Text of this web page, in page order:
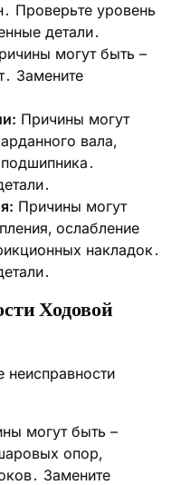
Проверьте уровень
детали․
могут быть –
Замените
Причины могут
вала‚
Причины могут
ослабление
накладок․
Ходовой
неисправности
могут быть –
опор‚
Замените